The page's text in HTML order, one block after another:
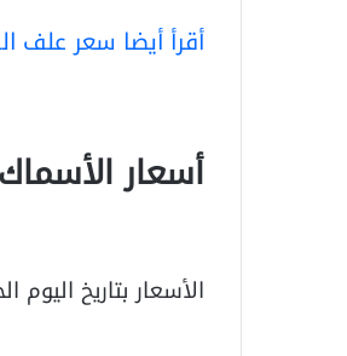
أقرأ أيضا سعر علف
أسعار
الأسعار بتاريخ اليوم الخميس